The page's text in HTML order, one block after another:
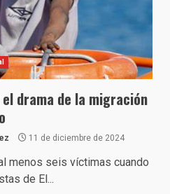
drama de la migración
11 de diciembre de 2024
menos seis víctimas cuando
de El...